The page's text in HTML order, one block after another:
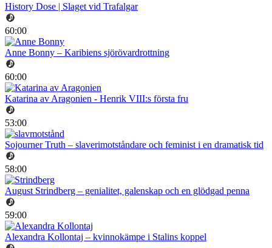
History Dose | Slaget vid Trafalgar
60:00
Anne Bonny – Karibiens sjörövardrottning
60:00
Katarina av Aragonien - Henrik VIII:s första fru
53:00
Sojourner Truth – slaverimotståndare och feminist i en dramatisk tid
58:00
August Strindberg – genialitet, galenskap och en glödgad penna
59:00
Alexandra Kollontaj – kvinnokämpe i Stalins koppel